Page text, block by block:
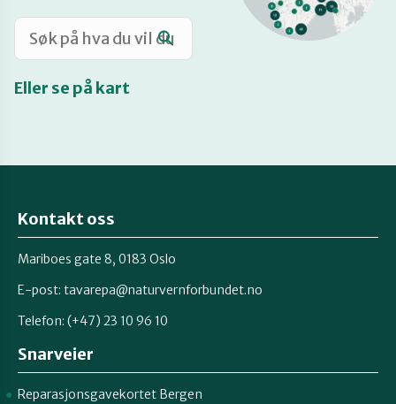
Retten til reparasjon
Eller se på kart
Kontakt oss
Mariboes gate 8, 0183 Oslo
E-post: tavarepa@naturvernforbundet.no
Telefon: (+47) 23 10 96 10
Snarveier
Reparasjonsgavekortet Bergen